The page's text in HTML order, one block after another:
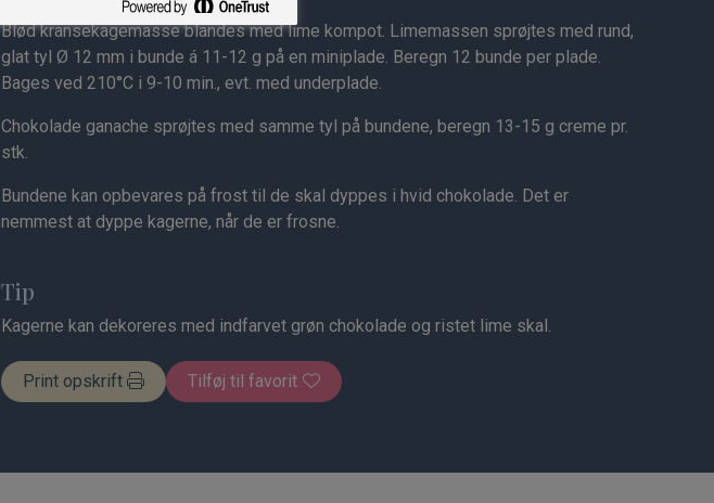
Blød kransekagemasse blandes med lime kompot. Limemassen sprøjtes med rund,
glat tyl Ø 12 mm i bunde á 11-12 g på en miniplade. Beregn 12 bunde per plade.
Bages ved 210°C i 9-10 min., evt. med underplade.
Chokolade ganache sprøjtes med samme tyl på bundene, beregn 13-15 g creme pr.
stk.
Bundene kan opbevares på frost til de skal dyppes i hvid chokolade. Det er
nemmest at dyppe kagerne, når de er frosne.
Tip
Kagerne kan dekoreres med indfarvet grøn chokolade og ristet lime skal.
Print opskrift Tilføj til favorit